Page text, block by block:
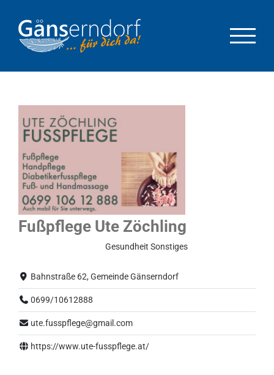
springen
Fußpflege Ute Zöchling
Gesundheit Sonstiges
Bahnstraße 62, Gemeinde Gänserndorf
0699/10612888
ute.fusspflege@gmail.com
https://www.ute-fusspflege.at/